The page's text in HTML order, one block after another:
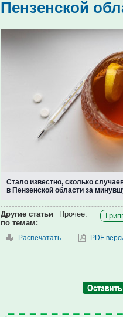
Пензенской
Стало известно, сколько
в Пензенской области за
Другие статьи
по темам:
Прочее:
Распечатать PDF